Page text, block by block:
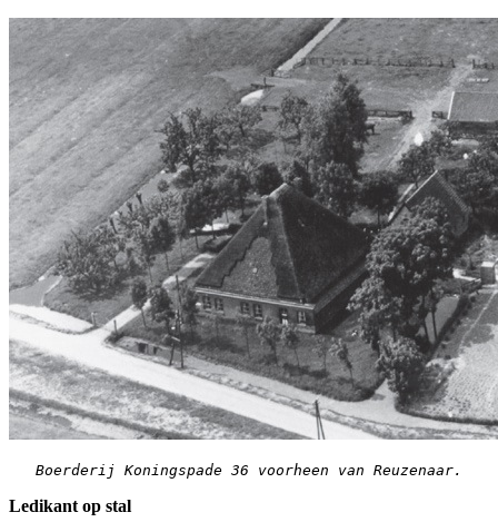
Boerderij Koningspade 36 voorheen van Reuzenaar.
Ledikant op stal